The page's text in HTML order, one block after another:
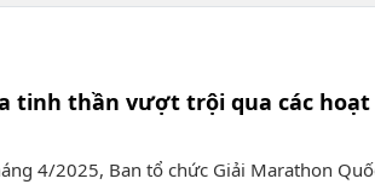
tinh thần vượt trội qua các hoạt
4/2025, Ban tổ chức Giải Marathon